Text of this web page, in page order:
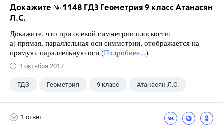
Докажите № 1148 ГДЗ Геометрия 9 класс Атанасян
Л.С.
Докажите, что при осевой симметрии плоскости:
а) прямая, параллельная оси симметрии, отображается на
прямую, параллельную оси (Подробнее...)
1 октября 2017
ГДЗ Геометрия 9 класс Атанасян Л.С.
1 ответ